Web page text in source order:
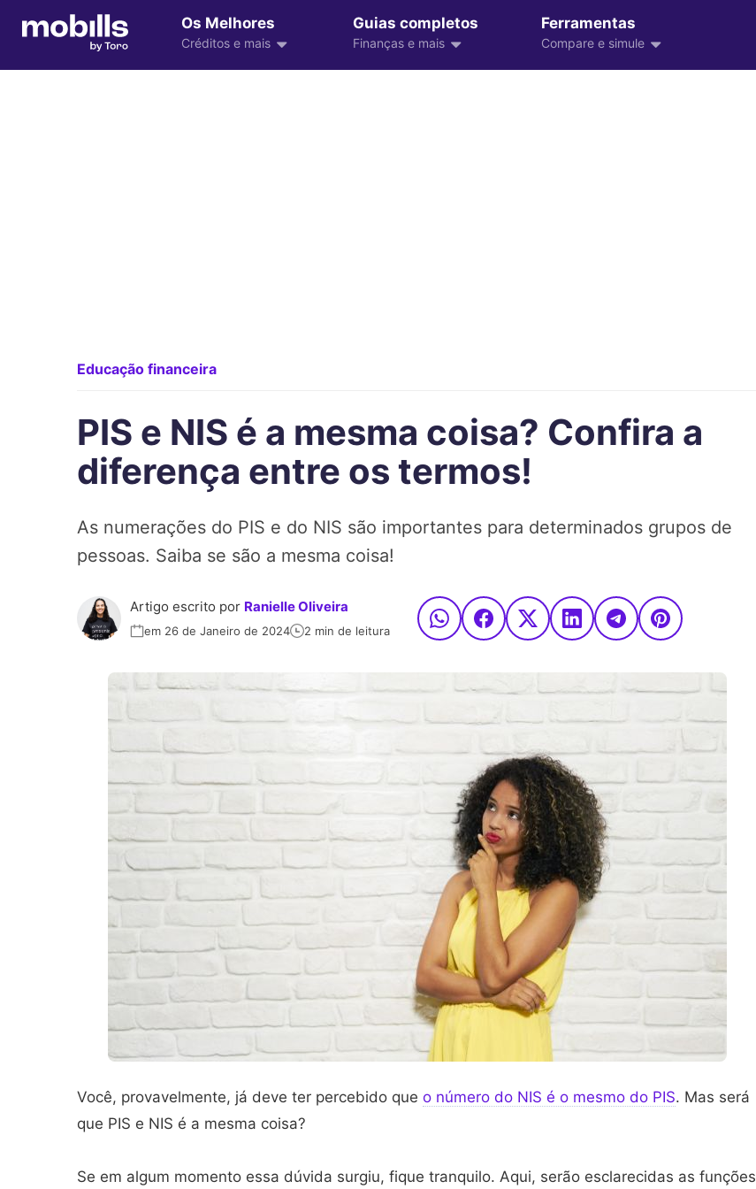
Os Melhores
Créditos e mais
Guias completos
Finanças e mais
Ferramentas
Compare e simule
Educação financeira
PIS e NIS é a mesma coisa? Confira a
diferença entre os termos!
As numerações do PIS e do NIS são importantes para determinados grupos de
pessoas. Saiba se são a mesma coisa!
Artigo escrito por Ranielle Oliveira
em 26 de Janeiro de 2024 2 min de leitura
Você, provavelmente, já deve ter percebido que o número do NIS é o mesmo do PIS. Mas será
que PIS e NIS é a mesma coisa?
Se em algum momento essa dúvida surgiu, fique tranquilo. Aqui, serão esclarecidas as funções